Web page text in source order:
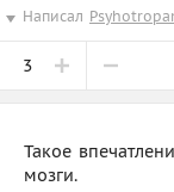
Написал
3
Такое
мозги.